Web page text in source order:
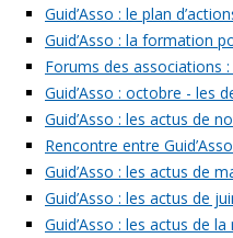
Guid’Asso : le plan
Guid’Asso : la formation
Forums des associations
Guid’Asso : octobre - les
Guid’Asso : les actus de
Rencontre entre
Guid’Asso : les actus de
Guid’Asso : les actus de
Guid’Asso : les actus de